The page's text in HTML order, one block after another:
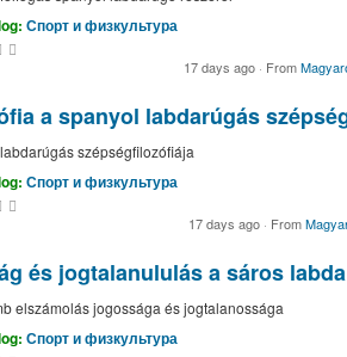
Спорт и физкультура
17 days ago · From
a spanyol labdarúgás
szépségfilozófiája
Спорт и физкультура
17 days ago · From
és jogtalanululás a sáros
elszámolás jogossága és jogtalanossága
Спорт и физкультура